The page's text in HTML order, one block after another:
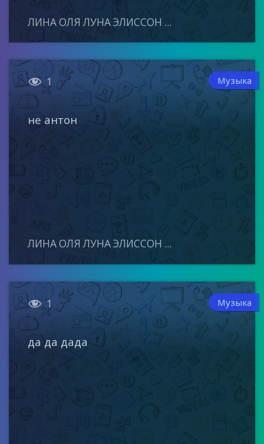
ЛИНА ОЛЯ ЛУНА ЭЛИССОН ...
 1 Музыка
не антон
ЛИНА ОЛЯ ЛУНА ЭЛИССОН ...
 1 Музыка
да да дада